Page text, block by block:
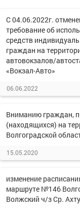
С 04.06.2022г.
требование об
средств
граждан на
автовокзалов/
«Вокзал-Авто»
06.06.2022
Вниманию граждан,
(находящихся) на
Волгоградской
15.05.2020
изменение
маршруте №146
Волжский ч/з Ср.